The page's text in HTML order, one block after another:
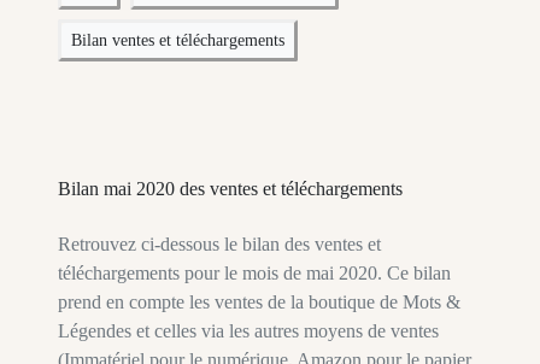
Bilan ventes et téléchargements
Bilan mai 2020 des ventes et téléchargements
Retrouvez ci-dessous le bilan des ventes et
téléchargements pour le mois de mai 2020. Ce bilan
prend en compte les ventes de la boutique de Mots &
Légendes et celles via les autres moyens de ventes